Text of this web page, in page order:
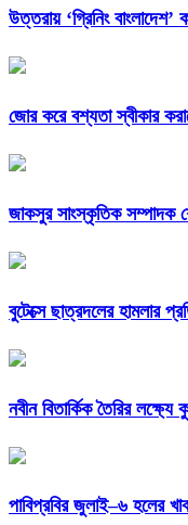
উত্তরায় ‘গ্রিনিং বাংলাদেশ’
জোর করে বশ্যতা স্বীকার
জাকসুর সাংস্কৃতিক সম্পাদক
বুটেক্সে ছাত্রদলের হামলার
নবীন বিতার্কিক তৈরির
পাবিপ্রবির জুলাই–৬ হলের